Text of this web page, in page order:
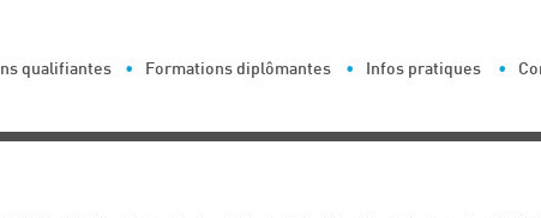
qualifiantes Formations diplômantes Infos pratiques